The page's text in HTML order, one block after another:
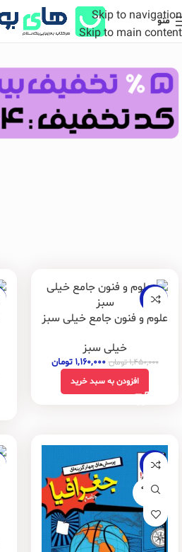
Skip to navigation
Skip to main content
منو
-20%
علوم و فنون جامع خیلی سبز
خیلی سبز
۱,۴۵۰,۰۰۰تومان ۱,۱۶۰,۰۰۰ تومان
افزودن به سبد خرید
-22%
فروخته